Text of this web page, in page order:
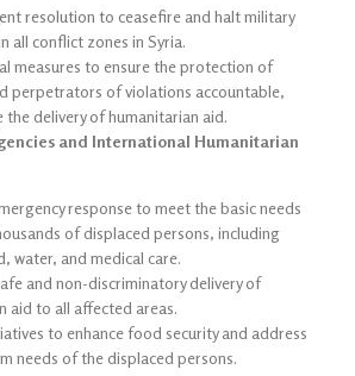
resolution to ceasefire and halt military
all conflict zones in Syria.
measures to ensure the protection of
perpetrators of violations accountable,
the delivery of humanitarian aid.
and International Humanitarian
response to meet the basic needs
of displaced persons, including
water, and medical care.
and non-discriminatory delivery of
aid to all affected areas.
to enhance food security and address
needs of the displaced persons.